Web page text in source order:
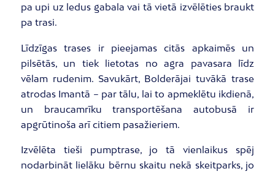
pa upi uz ledus gabala vai tā vietā izvēlēties braukt
pa trasi.
Līdzīgas trases ir pieejamas citās apkaimēs un
pilsētās, un tiek lietotas no agra pavasara līdz
vēlam rudenim. Savukārt, Bolderājai tuvākā trase
atrodas Imantā – par tālu, lai to apmeklētu ikdienā,
un braucamrīku transportēšana autobusā ir
apgrūtinoša arī citiem pasažieriem.
Izvēlēta tieši pumptrase, jo tā vienlaikus spēj
nodarbināt lielāku bērnu skaitu nekā skeitparks, jo